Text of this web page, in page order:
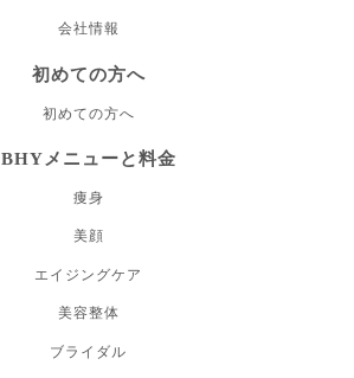
会社情報
初めての方へ
初めての方へ
BHYメニューと料金
痩身
美顔
エイジングケア
美容整体
ブライダル